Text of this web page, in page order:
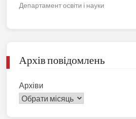
Департамент освіти і науки
Архів повідомлень
Архіви